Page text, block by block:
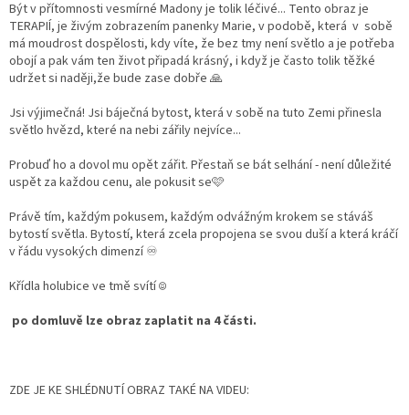
Být v přítomnosti vesmírné Madony je tolik léčivé... Tento obraz je
TERAPIÍ, je živým zobrazením panenky Marie, v podobě, která v sobě
má moudrost dospělosti, kdy víte, že bez tmy není světlo a je potřeba
obojí a pak vám ten život připadá krásný, i když je často tolik těžké
udržet si naději,že bude zase dobře 🙏
Jsi výjimečná! Jsi báječná bytost, která v sobě na tuto Zemi přinesla
světlo hvězd, které na nebi zářily nejvíce...
Probuď ho a dovol mu opět zářit. Přestaň se bát selhání - není důležité
uspět za každou cenu, ale pokusit se🩷
Právě tím, každým pokusem, každým odvážným krokem se stáváš
bytostí světla. Bytostí, která zcela propojena se svou duší a která kráčí
v řádu vysokých dimenzí ♾️
Křídla holubice ve tmě svítí ☺️
po domluvě lze obraz zaplatit na 4 části.
ZDE JE KE SHLÉDNUTÍ OBRAZ TAKÉ NA VIDEU: